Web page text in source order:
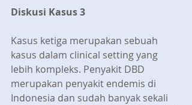
Diskusi Kasus 3
Kasus ketiga merupakan sebuah
kasus dalam clinical setting yang
lebih kompleks. Penyakit DBD
merupakan penyakit endemis di
Indonesia dan sudah banyak sekali